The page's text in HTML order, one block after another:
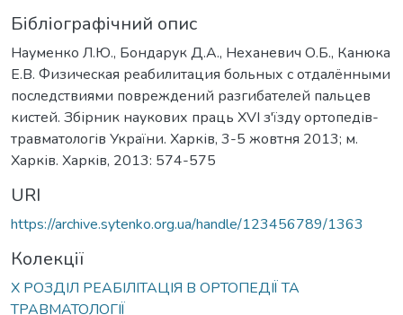
Бібліографічний опис
Науменко Л.Ю., Бондарук Д.А., Неханевич О.Б., Канюка
Е.В. Физическая реабилитация больных с отдалёнными
последствиями повреждений разгибателей пальцев
кистей. Збірник наукових праць ХVІ з'їзду ортопедів-
травматологів України. Харків, 3-5 жовтня 2013; м.
Харків. Харків, 2013: 574-575
URI
https://archive.sytenko.org.ua/handle/123456789/1363
Колекції
Х РОЗДІЛ РЕАБІЛІТАЦІЯ В ОРТОПЕДІЇ ТА
ТРАВМАТОЛОГІЇ